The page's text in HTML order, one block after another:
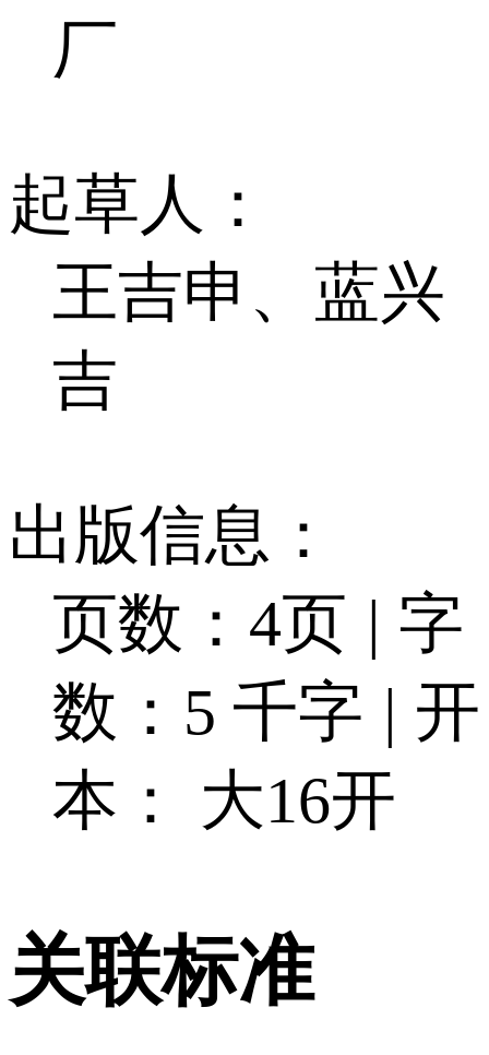
厂
起草人：
王吉申、蓝兴
吉
出版信息：
页数：4页 | 字
数：5 千字 | 开
本： 大16开
关联标准